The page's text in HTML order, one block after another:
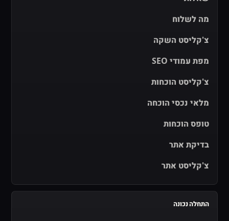
מה לשלוח
צ'קליסט השקה
מפת עמודי SEO
צ'קליסט הוכחות
מלאי נכסי הוכחה
טופס הוכחות
בדיקת אתר
צ'קליסט אתר
התחלה נכונה